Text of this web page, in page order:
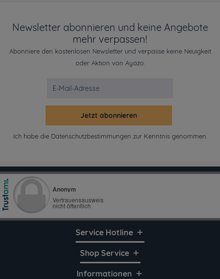
Newsletter abonnieren und keine Angebote
mehr verpassen!
Abonniere den kostenlosen Newsletter und verpasse keine Neuigkeit
oder Aktion von Ayazo.
Jetzt abonnieren
Ich habe die Datenschutzbestimmungen zur Kenntnis genommen.
Service Hotline
Shop Service
Informationen